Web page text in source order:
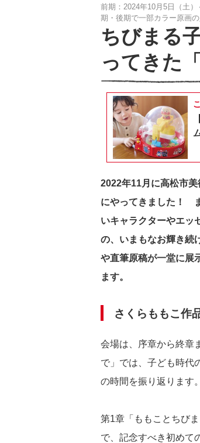
前期：2024年10月5日（土
期・後期で一部カラー原画
ちびまる
ってきた
2022年11月に高松市
にやってきました！
いキャラクターやエッ
の、いまもなお輝き続
や直筆原稿が一堂に展
ます。
さくらももこ作
会場は、序章から終章
で」では、子ども時代
の時間を振り返ります。
第1章「ももことちび
で、記念すべき初めて